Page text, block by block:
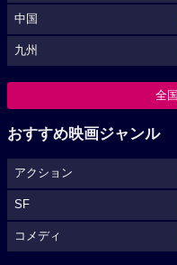
中国
九州
全
おすすめ映画ジャンル
アクション
SF
コメディ